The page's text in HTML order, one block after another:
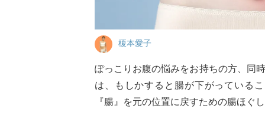
榎本愛子
ぽっこりお腹の悩みをお持ちの方、同
は、もしかすると腸が下がっている
『腸』を元の位置に戻すための腸ほぐ